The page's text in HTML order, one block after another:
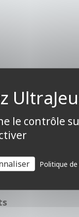
le contrôle
Politique